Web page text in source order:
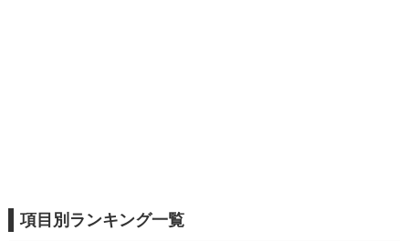
項目別ランキング一覧